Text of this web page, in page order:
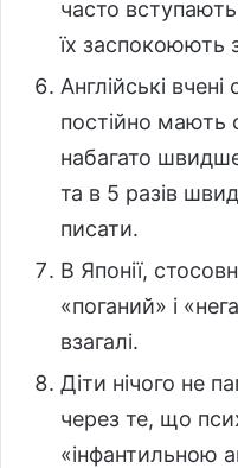
часто
їх заспокоюють
Англійські
постійно мають
набагато
та в 5 разів
писати.
В Японії,
«поганий» і
взагалі.
Діти нічого не
через те, що
«інфантильною